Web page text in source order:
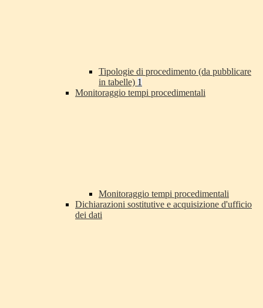
Tipologie di procedimento (da pubblicare
in tabelle) 1
Monitoraggio tempi procedimentali
Monitoraggio tempi procedimentali
Dichiarazioni sostitutive e acquisizione d'ufficio
dei dati